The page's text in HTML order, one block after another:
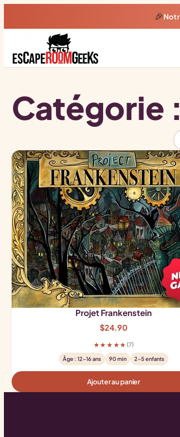
🎉
Catégorie :
Projet Frankenstein
$24.90
★★★★★ (7)
Âge : 12-16 ans 90 min 2-5 enfants
Ajouter au panier